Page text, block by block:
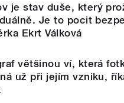
je stav duše, který
Je to pocit
Ekrt Válková
většinou ví, která
už při jejím vzniku,